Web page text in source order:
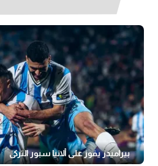
بيراميدز يفوز على ألانيا سبور التركي